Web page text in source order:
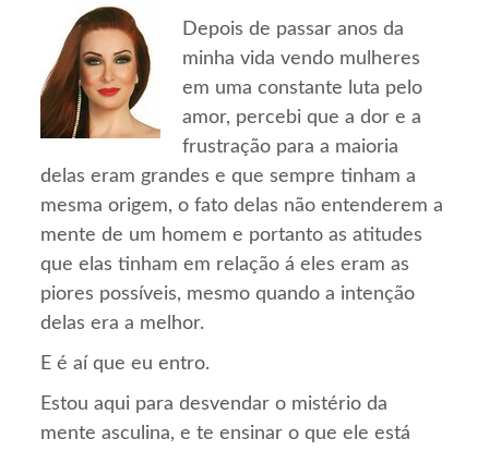
Depois de passar anos da
minha vida vendo mulheres
em uma constante luta pelo
amor, percebi que a dor e a
frustração para a maioria
delas eram grandes e que sempre tinham a
mesma origem, o fato delas não entenderem a
mente de um homem e portanto as atitudes
que elas tinham em relação á eles eram as
piores possíveis, mesmo quando a intenção
delas era a melhor.
E é aí que eu entro.
Estou aqui para desvendar o mistério da
mente asculina, e te ensinar o que ele está